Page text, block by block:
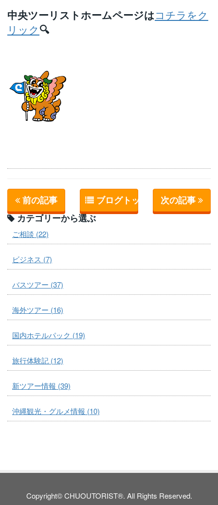
中央ツーリストホームページはコチラをク
リック🔍
前の記事 ブログトップへ 次の記事
カテゴリーから選ぶ
ご相談 (22)
ビジネス (7)
バスツアー (37)
海外ツアー (16)
国内ホテルパック (19)
旅行体験記 (12)
新ツアー情報 (39)
沖縄観光・グルメ情報 (10)
Copyright© CHUOUTORIST®. All Rights Reserved.